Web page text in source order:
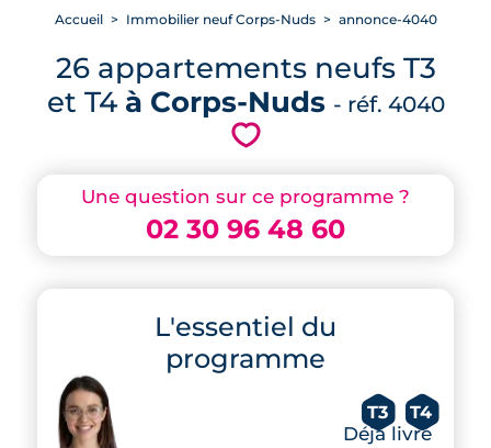
Une question sur ce programme ?
02 30 96 48 60
L'essentiel du
programme
T3 T4
Déjà livré
Accueil Immobilier neuf Corps-Nuds annonce-4040
26 appartements neufs T3
et T4 à Corps-Nuds - réf. 4040
💗